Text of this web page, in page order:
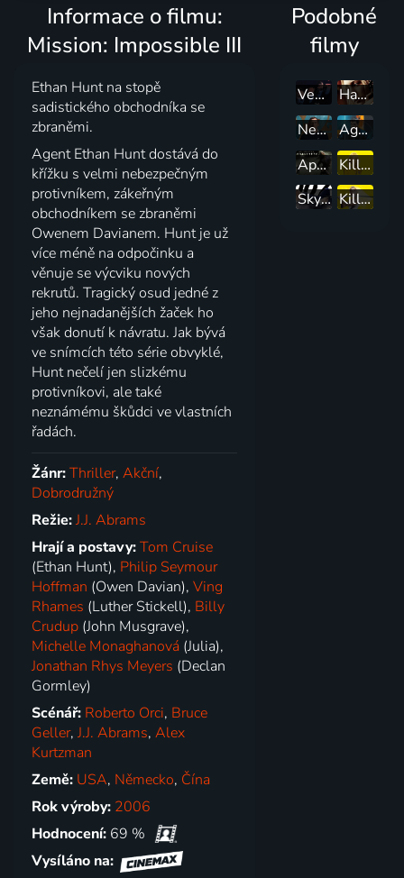
Informace o filmu:
Mission: Impossible III
Ethan Hunt na stopě
sadistického obchodníka se
zbraněmi.
Agent Ethan Hunt dostává do
křížku s velmi nebezpečným
protivníkem, zákeřným
obchodníkem se zbraněmi
Owenem Davianem. Hunt je už
více méně na odpočinku a
věnuje se výcviku nových
rekrutů. Tragický osud jedné z
jeho nejnadanějších žaček ho
však donutí k návratu. Jak bývá
ve snímcích této série obvyklé,
Hunt nečelí jen slizkému
protivníkovi, ale také
neznámému škůdci ve vlastních
řadách.
Žánr:Thriller,Akční,
Dobrodružný
Režie:J.J. Abrams
Hrají a postavy:Tom Cruise
(Ethan Hunt), Philip Seymour
Hoffman (Owen Davian),Ving
Rhames (Luther Stickell), Billy
Crudup (John Musgrave),
Michelle Monaghanová (Julia),
Jonathan Rhys Meyers (Declan
Gormley)
Scénář: Roberto Orci, Bruce
Geller,J.J. Abrams,Alex
Kurtzman
Země: USA, Německo, Čína
Rok výroby: 2006
Hodnocení: 69 %
Vysíláno na:
Podobné
filmy
Vesmírní kovbojové
Hanna
Není čas zemřít
Agent bez minulosti
Apocalypto
Kill Bill
Skyfall
Kill Bill 2